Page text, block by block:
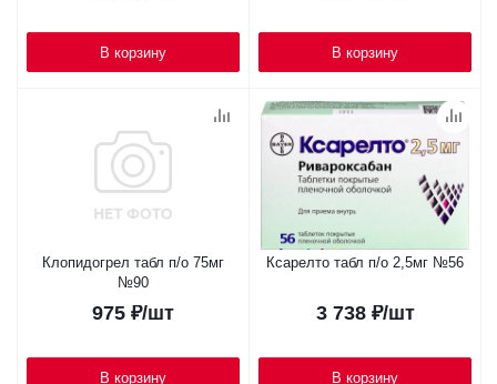
В корзину В корзину
Клопидогрел табл п/о 75мг
№90
975 ₽/шт
В корзину
Ксарелто табл п/о 2,5мг №56
3 738₽/шт
В корзину